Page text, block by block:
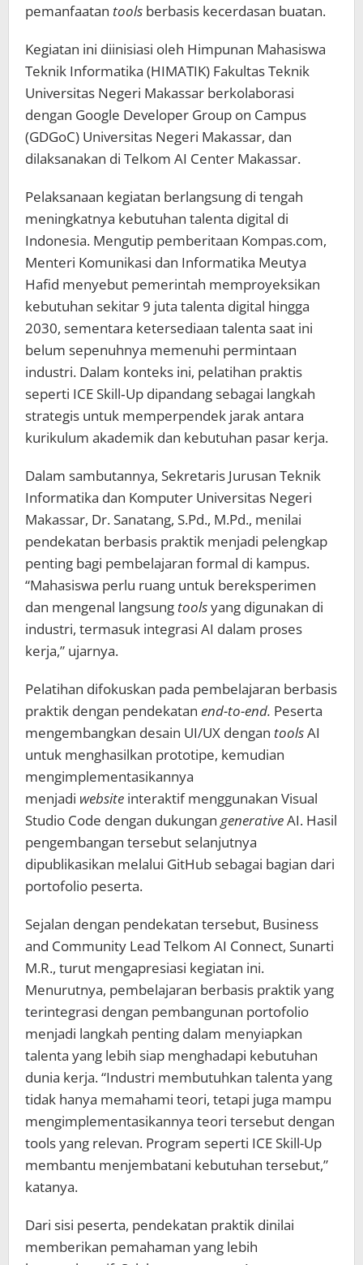
pemanfaatan tools berbasis kecerdasan buatan.
Kegiatan ini diinisiasi oleh Himpunan Mahasiswa
Teknik Informatika (HIMATIK) Fakultas Teknik
Universitas Negeri Makassar berkolaborasi
dengan Google Developer Group on Campus
(GDGoC) Universitas Negeri Makassar, dan
dilaksanakan di Telkom AI Center Makassar.
Pelaksanaan kegiatan berlangsung di tengah
meningkatnya kebutuhan talenta digital di
Indonesia. Mengutip pemberitaan Kompas.com,
Menteri Komunikasi dan Informatika Meutya
Hafid menyebut pemerintah memproyeksikan
kebutuhan sekitar 9 juta talenta digital hingga
2030, sementara ketersediaan talenta saat ini
belum sepenuhnya memenuhi permintaan
industri. Dalam konteks ini, pelatihan praktis
seperti ICE Skill‑Up dipandang sebagai langkah
strategis untuk memperpendek jarak antara
kurikulum akademik dan kebutuhan pasar kerja.
Dalam sambutannya, Sekretaris Jurusan Teknik
Informatika dan Komputer Universitas Negeri
Makassar, Dr. Sanatang, S.Pd., M.Pd., menilai
pendekatan berbasis praktik menjadi pelengkap
penting bagi pembelajaran formal di kampus.
“Mahasiswa perlu ruang untuk bereksperimen
dan mengenal langsung toolsyang digunakan di
industri, termasuk integrasi AI dalam proses
kerja,” ujarnya.
Pelatihan difokuskan pada pembelajaran berbasis
praktik dengan pendekatan end-to-end. Peserta
mengembangkan desain UI/UX dengan toolsAI
untuk menghasilkan prototipe, kemudian
mengimplementasikannya
menjadi website interaktif menggunakan Visual
Studio Code dengan dukungan generativeAI. Hasil
pengembangan tersebut selanjutnya
dipublikasikan melalui GitHub sebagai bagian dari
portofolio peserta.
Sejalan dengan pendekatan tersebut, Business
and Community Lead Telkom AI Connect, Sunarti
M.R., turut mengapresiasi kegiatan ini.
Menurutnya, pembelajaran berbasis praktik yang
terintegrasi dengan pembangunan portofolio
menjadi langkah penting dalam menyiapkan
talenta yang lebih siap menghadapi kebutuhan
dunia kerja. “Industri membutuhkan talenta yang
tidak hanya memahami teori, tetapi juga mampu
mengimplementasikannya teori tersebut dengan
tools yang relevan. Program seperti ICE Skill-Up
membantu menjembatani kebutuhan tersebut,”
katanya.
Dari sisi peserta, pendekatan praktik dinilai
memberikan pemahaman yang lebih